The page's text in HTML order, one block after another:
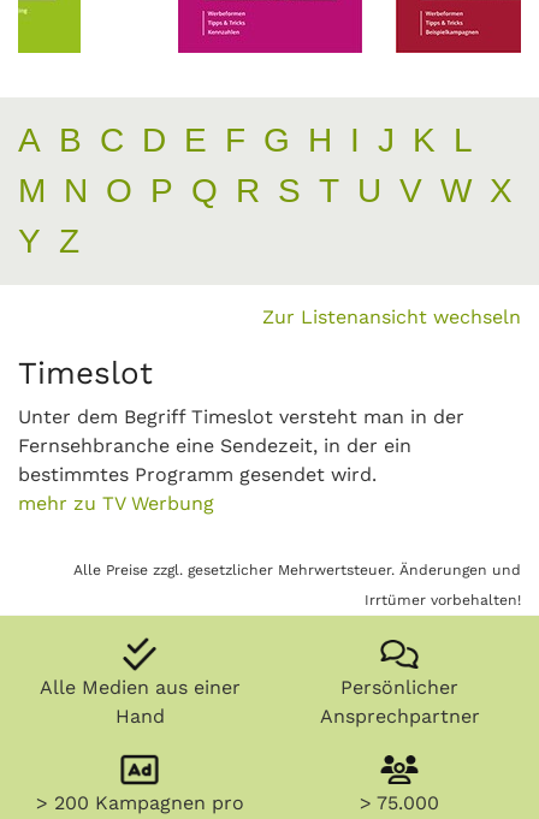
A B C D E F G H I J K L
M
N O P Q R S T U V W X
Y Z
Zur Listenansicht wechseln
Timeslot
Unter dem Begriff Timeslot versteht man in der
Fernsehbranche eine Sendezeit, in der ein
bestimmtes Programm gesendet wird.
mehr zu TV Werbung
Alle Preise zzgl. gesetzlicher Mehrwertsteuer. Änderungen und
Irrtümer vorbehalten!
Alle Medien aus einer
Hand
Persönlicher
Ansprechpartner
> 200 Kampagnen pro
> 75.000